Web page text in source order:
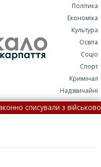
Політика
Економіка
Культура
Освіта
Соціо
Спорт
Кримінал
Надзвичайні
обліку чоловіків
• 7 серпня: це цікаво знати